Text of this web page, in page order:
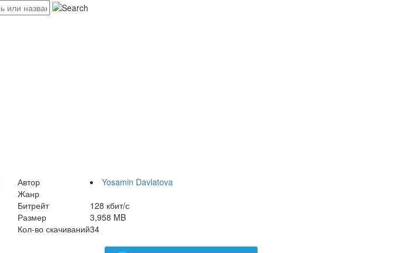
Автор
Yosamin Davlatova
Жанр
Битрейт
128 кбит/с
Размер
3,958 MB
Кол-во скачиваний34